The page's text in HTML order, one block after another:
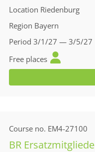
Location Riedenburg
Region Bayern
Period 3/1/27 — 3/5/27
Free places
Course no. EM4-27100
BR